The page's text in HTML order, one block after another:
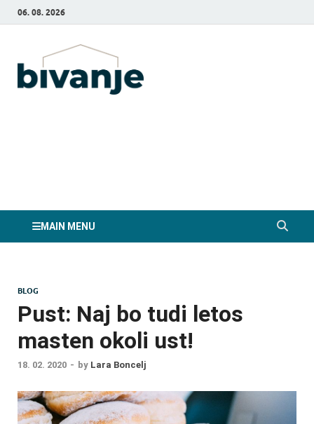
06. 08. 2026
MAIN MENU
BLOG
Pust: Naj bo tudi letos
masten okoli ust!
18. 02. 2020 - by Lara Boncelj